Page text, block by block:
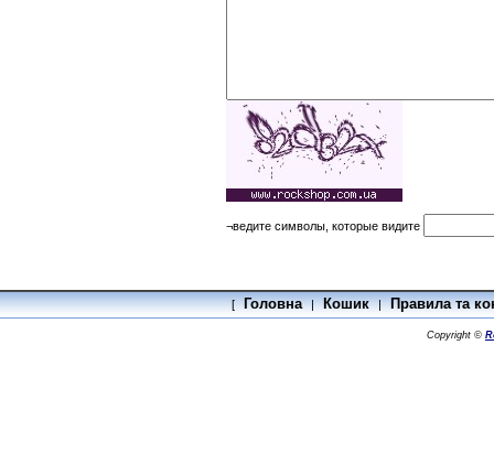
¬ведите символы, которые видите
[ Головна | Кошик | Правила та
Copyright ©